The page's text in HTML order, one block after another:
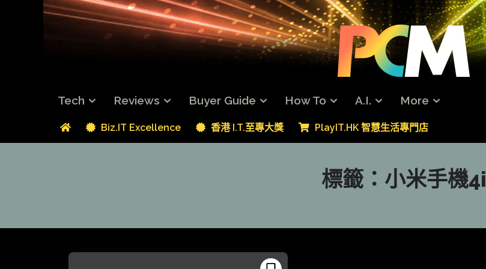
Tech Reviews Buyer Guide How To A.I. More
Biz.IT Excellence 香港 I.T.至專大獎 PlayIT.HK 智慧生活專門店
標籤： 小米手機4i